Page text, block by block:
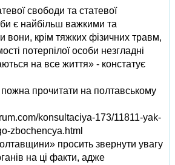
свободи та статевої
є найбільш важкими та
вони, крім тяжких фізичних травм,
потерпілої особи незгладні
на все життя» - констатує
прочитати на полтавському
konsultaciya-173/11811-yak-
zbochencya.html
просить звернути увагу
на ці факти, адже